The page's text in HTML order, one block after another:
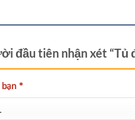
đầu tiên nhận xét “Tủ
*